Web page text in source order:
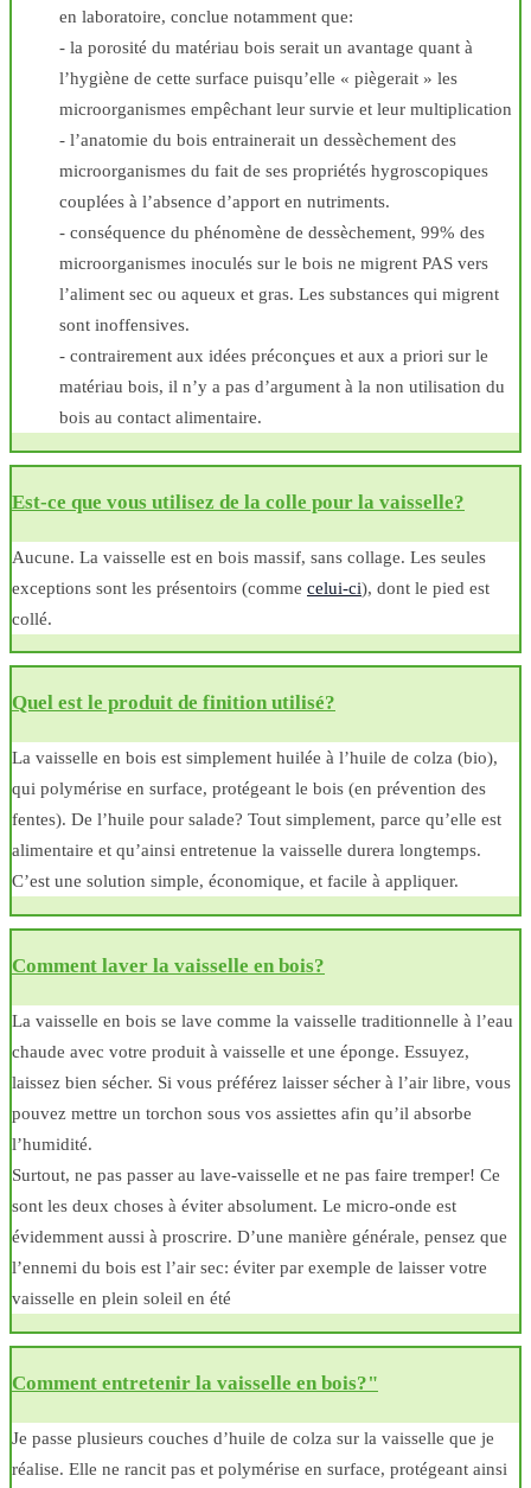
en laboratoire, conclue notamment que:
- la porosité du matériau bois serait un avantage quant à
l’hygiène de cette surface puisqu’elle « piègerait » les
microorganismes empêchant leur survie et leur multiplication
- l’anatomie du bois entrainerait un dessèchement des
microorganismes du fait de ses propriétés hygroscopiques
couplées à l’absence d’apport en nutriments.
- conséquence du phénomène de dessèchement, 99% des
microorganismes inoculés sur le bois ne migrent PAS vers
l’aliment sec ou aqueux et gras. Les substances qui migrent
sont inoffensives.
- contrairement aux idées préconçues et aux a priori sur le
matériau bois, il n’y a pas d’argument à la non utilisation du
bois au contact alimentaire.
Est-ce que vous utilisez de la colle pour la vaisselle?
Aucune. La vaisselle est en bois massif, sans collage. Les seules
exceptions sont les présentoirs (comme celui-ci), dont le pied est
collé.
Quel est le produit de finition utilisé?
La vaisselle en bois est simplement huilée à l’huile de colza (bio),
qui polymérise en surface, protégeant le bois (en prévention des
fentes). De l’huile pour salade? Tout simplement, parce qu’elle est
alimentaire et qu’ainsi entretenue la vaisselle durera longtemps.
C’est une solution simple, économique, et facile à appliquer.
Comment laver la vaisselle en bois?
La vaisselle en bois se lave comme la vaisselle traditionnelle à l’eau
chaude avec votre produit à vaisselle et une éponge. Essuyez,
laissez bien sécher. Si vous préférez laisser sécher à l’air libre, vous
pouvez mettre un torchon sous vos assiettes afin qu’il absorbe
l’humidité.
Surtout, ne pas passer au lave-vaisselle et ne pas faire tremper! Ce
sont les deux choses à éviter absolument. Le micro-onde est
évidemment aussi à proscrire. D’une manière générale, pensez que
l’ennemi du bois est l’air sec: éviter par exemple de laisser votre
vaisselle en plein soleil en été
Comment entretenir la vaisselle en bois?"
Je passe plusieurs couches d’huile de colza sur la vaisselle que je
réalise. Elle ne rancit pas et polymérise en surface, protégeant ainsi